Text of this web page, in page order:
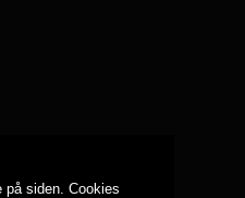
på siden. Cookies